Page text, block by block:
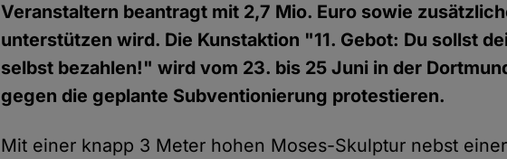
Veranstaltern beantragt mit 2,7 Mio. Euro sowie
unterstützen wird. Die Kunstaktion "11. Gebot: Du sollst
selbst bezahlen!" wird vom 23. bis 25 Juni in der
gegen die geplante Subventionierung protestieren.
Mit einer knapp 3 Meter hohen Moses-Skulptur nebst